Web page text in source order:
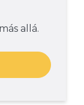
allá.